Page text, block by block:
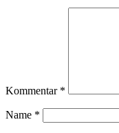
Kommentar *
Name *